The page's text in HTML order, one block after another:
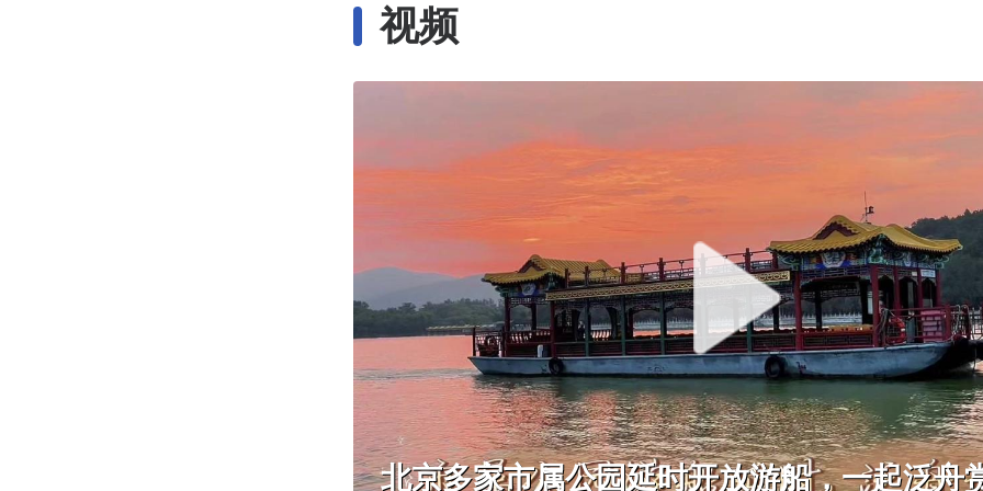
视频
北京多家市属公园延时开放游船，一起泛舟